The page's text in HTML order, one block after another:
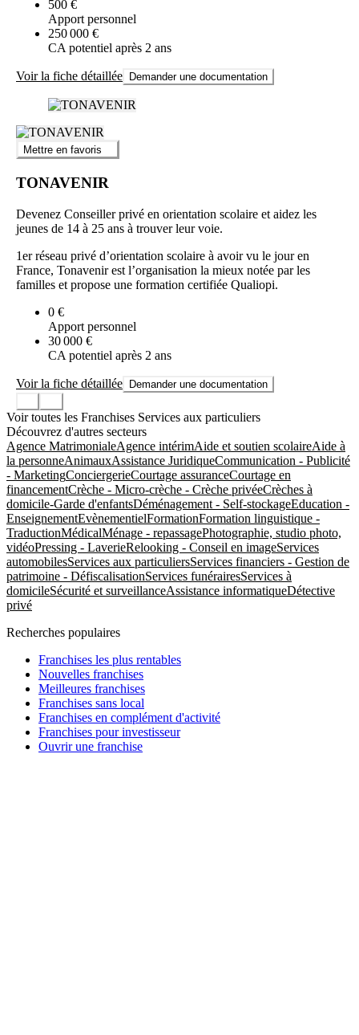
500 €
Apport personnel
250 000 €
CA potentiel après 2 ans
Voir la fiche détaillée Demander une documentation
Mettre en favoris
TONAVENIR
Devenez Conseiller privé en orientation scolaire et aidez les
jeunes de 14 à 25 ans à trouver leur voie.
1er réseau privé d’orientation scolaire à avoir vu le jour en
France, Tonavenir est l’organisation la mieux notée par les
familles et propose une formation certifiée Qualiopi.
0 €
Apport personnel
30 000 €
CA potentiel après 2 ans
Voir la fiche détaillée Demander une documentation
Voir toutes les Franchises Services aux particuliers
Découvrez d'autres secteurs
Agence MatrimonialeAgence intérimAide et soutien scolaireAide à
la personneAnimauxAssistance JuridiqueCommunication - Publicité
- MarketingConciergerieCourtage assuranceCourtage en
financementCrèche - Micro-crèche - Crèche privéeCrèches à
domicile-Garde d'enfantsDéménagement - Self-stockageEducation -
EnseignementEvènementielFormationFormation linguistique -
TraductionMédicalMénage - repassagePhotographie, studio photo,
vidéoPressing - LaverieRelooking - Conseil en imageServices
automobilesServices aux particuliersServices financiers - Gestion de
patrimoine - DéfiscalisationServices funérairesServices à
domicileSécurité et surveillanceAssistance informatiqueDétective
privé
Recherches populaires
Franchises les plus rentables
Nouvelles franchises
Meilleures franchises
Franchises sans local
Franchises en complément d'activité
Franchises pour investisseur
Ouvrir une franchise